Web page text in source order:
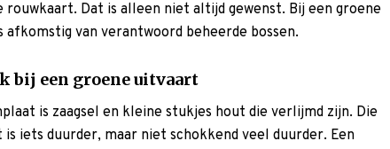
Dat is alleen niet altijd gewenst. Bij een groene
van verantwoord beheerde bossen.
bij een groene uitvaart
is zaagsel en kleine stukjes hout die verlijmd zijn. Die
iets duurder, maar niet schokkend veel duurder. Een